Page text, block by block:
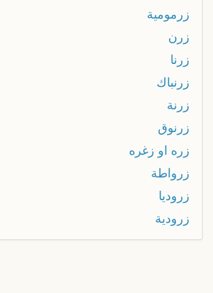
زرمومية
زرن
زرنا
زرنباك
زرنة
زرنوق
زره او زغره
زرواطة
زروديا
زرودية